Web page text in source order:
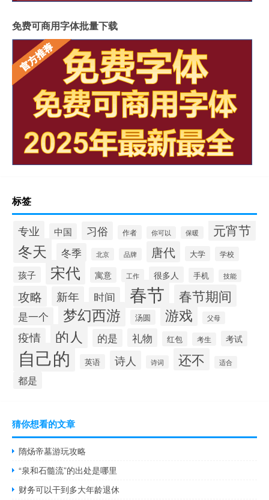
免费可商用字体批量下载
标签
专业 中国 习俗 作者 你可以 保暖 元宵节
冬天 冬季 北京 品牌 唐代 大学 学校
孩子 宋代 寓意 工作 很多人 手机 技能
攻略 新年 时间 春节 春节期间
是一个 梦幻西游 汤圆 游戏 父母
疫情 的人 的是 礼物 红包 考生 考试
自己的 英语 诗人 诗词 还不 适合
都是
猜你想看的文章
隋炀帝墓游玩攻略
“泉和石髓流”的出处是哪里
财务可以干到多大年龄退休